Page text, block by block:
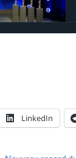
LinkedIn